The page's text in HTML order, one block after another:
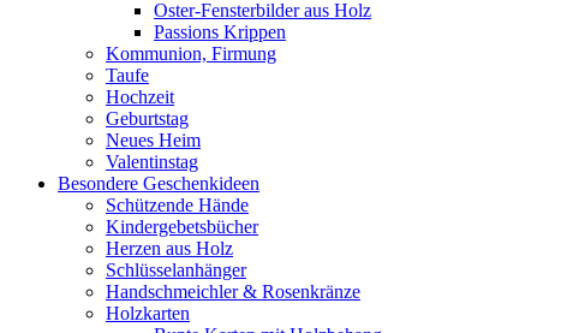
Oster-Fensterbilder aus Holz
Passions Krippen
Kommunion, Firmung
Taufe
Hochzeit
Geburtstag
Neues Heim
Valentinstag
Besondere Geschenkideen
Schützende Hände
Kindergebetsbücher
Herzen aus Holz
Schlüsselanhänger
Handschmeichler & Rosenkränze
Holzkarten